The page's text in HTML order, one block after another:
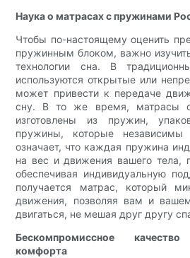
Наука о матрасах с пружинами
Чтобы по-настоящему оценить
пружинным блоком, важно
технологии сна. В
используются открытые или
может привести к передаче
сну. В то же время, матрасы
изготовлены из пружин,
пружины, которые
означает, что каждая пружина
на вес и движения вашего тела,
обеспечивая индивидуальную
получается матрас, который
движения, позволяя вам и
двигаться, не мешая друг другу
Бескомпромиссное
комфорта